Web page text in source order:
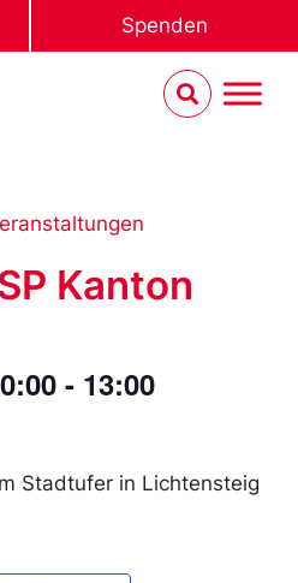
Spenden
Kanton
- 13:00
Stadtufer in Lichtensteig